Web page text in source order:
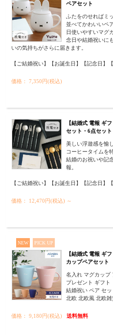
ペアセット
ふたをのせればミ
並べてかわいいペ
日使いやすいマグ
念日や結婚祝いに
いの気持ちがさらに届きます。
【ご結婚祝い】【お誕生日】【記念日】
価格： 7,350円(税込)
【結婚式 電報 ギ
セット・6点セット
美しい浮遊感を愉
コーヒータイムを
結婚のお祝いや記
報。
【ご結婚祝い】【お誕生日】【記念日】
価格： 12,470円(税込) ～
NEW PICK UP
【結婚式 電報 ギ
カップペアセット
名入れ マグカップ
プレゼント ギフト
結婚祝い ペア セ
北欧 北欧風 北欧雑
価格： 9,180円(税込) 送料無料